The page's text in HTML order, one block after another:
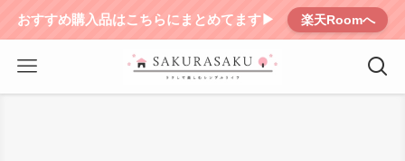
おすすめ購入品はこちらにまとめてます▶︎ 楽天Roomへ